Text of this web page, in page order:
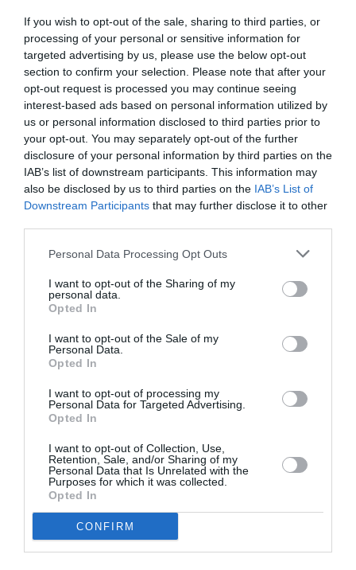
If you wish to opt-out of the sale, sharing to third parties, or
processing of your personal or sensitive information for
targeted advertising by us, please use the below opt-out
section to confirm your selection. Please note that after your
opt-out request is processed you may continue seeing
interest-based ads based on personal information utilized by
us or personal information disclosed to third parties prior to
your opt-out. You may separately opt-out of the further
disclosure of your personal information by third parties on the
IAB’s list of downstream participants. This information may
also be disclosed by us to third parties on the IAB’s List of
Downstream Participants that may further disclose it to other
Personal Data Processing Opt Outs
I want to opt-out of the Sharing of my
personal data.
Opted In
I want to opt-out of the Sale of my
Personal Data.
Opted In
I want to opt-out of processing my
Personal Data for Targeted Advertising.
Opted In
I want to opt-out of Collection, Use,
Retention, Sale, and/or Sharing of my
Personal Data that Is Unrelated with the
Purposes for which it was collected.
Opted In
CONFIRM
opérateurs qui proposent des formules à coût très
réduit, mais aussi un intérêt croissant des Kényans
pour l’usage d’internet.
Les Kényans font un usage relativement important du
M-Banking, le porte-monnaie électronique. Le M-
Banking permet de transférer de l’argent, de payer des
factures avec son téléphone portable, et au Kenya, il a
Kenya est l’un des pays au monde où ce M-Banking
est le plus développé, avec notamment un système
qui est leader, le système M-Pesa. Pesa veut dire
«argent» en swahili, la principale langue du Kenya.
Les réseaux sociaux aussi ont beaucoup de succès
au Kenya 2 millions d’utilisateurs réguliers de
Facebook. Le Kenya est classé comme 7e pays
d’Afrique pour le nombre d’utilisateurs de Facebook.
Et dans ce contexte de croissance de l’internet
mobile, il y a toute une série d’applications qui se